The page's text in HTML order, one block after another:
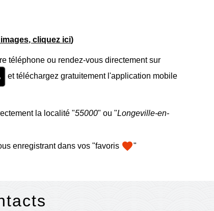
cliquez ici)
téléphone ou rendez-vous directement sur
et téléchargez gratuitement l'application mobile
la localité "55000" ou "Longeville-en-
enregistrant dans vos "favoris favorite"